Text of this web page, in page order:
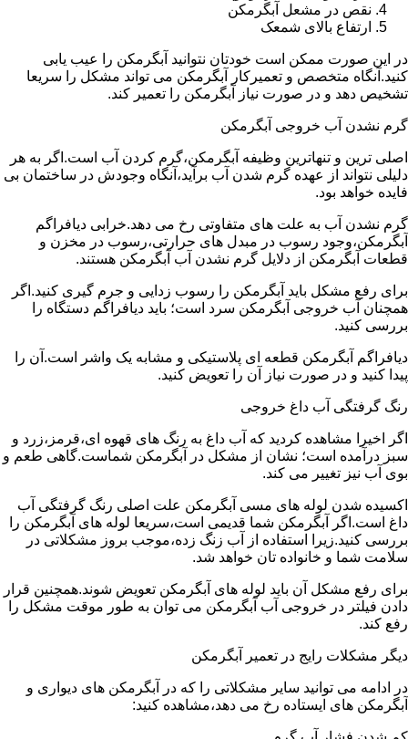
نقص در مشعل آبگرمکن
ارتفاع بالای شمعک
در این صورت ممکن است خودتان نتوانید آبگرمکن را عیب یابی
کنید.آنگاه متخصص و تعمیرکار آبگرمکن می تواند مشکل را سریعا
تشخیص دهد و در صورت نیاز آبگرمکن را تعمیر کند.
گرم نشدن آب خروجی آبگرمکن
اصلی ترین و تنهاترین وظیفه آبگرمکن،گرم کردن آب است.اگر به هر
دلیلی نتواند از عهده گرم شدن آب برآید،آنگاه وجودش در ساختمان بی
فایده خواهد بود.
گرم نشدن آب به علت های متفاوتی رخ می دهد.خرابی دیافراگم
آبگرمکن،وجود رسوب در مبدل های حرارتی،رسوب در مخزن و
قطعات آبگرمکن از دلایل گرم نشدن آب آبگرمکن هستند.
برای رفع مشکل باید آبگرمکن را رسوب زدایی و جرم گیری کنید.اگر
همچنان آب خروجی آبگرمکن سرد است؛ باید دیافراگم دستگاه را
بررسی کنید.
دیافراگم آبگرمکن قطعه ای پلاستیکی و مشابه یک واشر است.آن را
پیدا کنید و در صورت نیاز آن را تعویض کنید.
رنگ گرفتگی آب داغ خروجی
اگر اخیرا مشاهده کردید که آب داغ به رنگ های قهوه ای،قرمز،زرد و
سبز درآمده است؛ نشان از مشکل در آبگرمکن شماست.گاهی طعم و
بوی آب نیز تغییر می کند.
اکسیده شدن لوله های مسی آبگرمکن علت اصلی رنگ گرفتگی آب
داغ است.اگر آبگرمکن شما قدیمی است،سریعا لوله های آبگرمکن را
بررسی کنید.زیرا استفاده از آب زنگ زده،موجب بروز مشکلاتی در
سلامت شما و خانواده تان خواهد شد.
برای رفع مشکل آن باید لوله های آبگرمکن تعویض شوند.همچنین قرار
دادن فیلتر در خروجی آب آبگرمکن می توان به طور موقت مشکل را
رفع کند.
دیگر مشکلات رایج در تعمیر آبگرمکن
در ادامه می توانید سایر مشکلاتی را که در آبگرمکن های دیواری و
آبگرمکن های ایستاده رخ می دهد،مشاهده کنید: